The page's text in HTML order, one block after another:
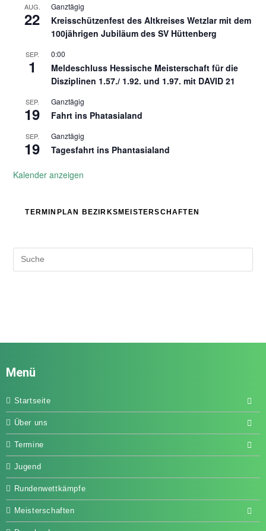
AUG.
22
Ganztägig
Kreisschützenfest des Altkreises Wetzlar mit dem
100jährigen Jubiläum des SV Hüttenberg
SEP.
1
0:00
Meldeschluss Hessische Meisterschaft für die
Disziplinen 1.57./ 1.92. und 1.97. mit DAVID 21
SEP.
19
Ganztägig
Fahrt ins Phatasialand
SEP.
19
Ganztägig
Tagesfahrt ins Phantasialand
Kalender anzeigen
TERMINPLAN BEZIRKSMEISTERSCHAFTEN
Menü
Startseite
Über uns
Termine
Jugend
Rundenwettkämpfe
Meisterschaften